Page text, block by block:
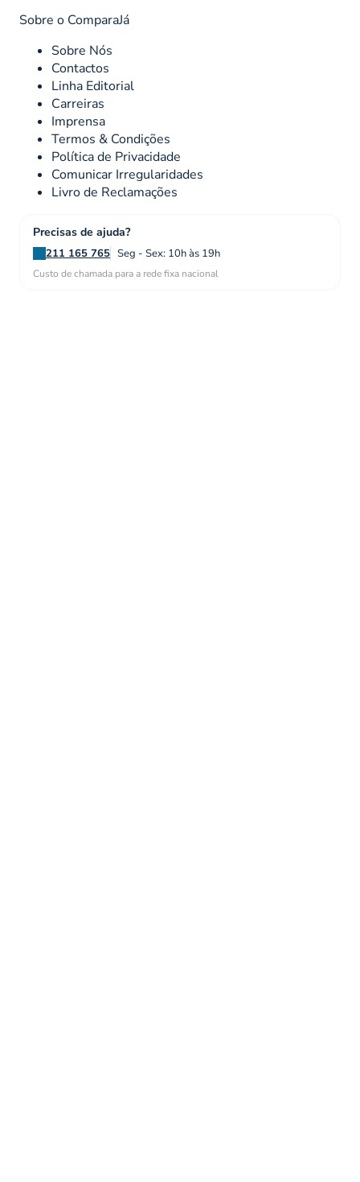
Sobre o ComparaJá
Sobre Nós
Contactos
Linha Editorial
Carreiras
Imprensa
Termos & Condições
Política de Privacidade
Comunicar Irregularidades
Livro de Reclamações
Precisas de ajuda?
211 165 765 Seg - Sex: 10h às 19h
Custo de chamada para a rede fixa nacional